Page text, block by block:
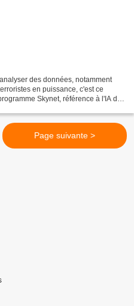
des données, notamment
en puissance, c'est ce
Skynet, référence à l'IA du
Page suivante >